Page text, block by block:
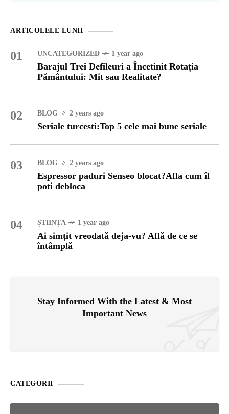
ARTICOLELE LUNII
01 UNCATEGORIZED 1 year ago
Barajul Trei Defileuri a Încetinit Rotația
Pământului: Mit sau Realitate?
02 BLOG 2 years ago
Seriale turcesti:Top 5 cele mai bune seriale
03 BLOG 2 years ago
Espressor paduri Senseo blocat?Afla cum îl
poti debloca
04 ȘTIINȚA 1 year ago
Ai simțit vreodată deja-vu? Află de ce se
întâmplă
Stay Informed With the Latest & Most
Important News
CATEGORII